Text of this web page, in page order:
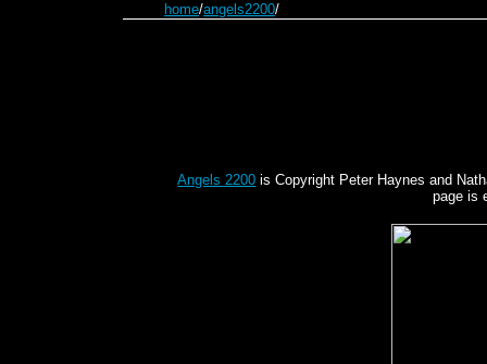
home/angels2200/
Angels 2200 is Copyright Peter Haynes and
page is